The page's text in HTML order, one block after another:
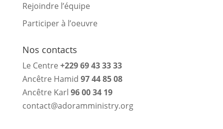
Rejoindre l’équipe
Participer à l’oeuvre
Nos contacts
Le Centre +229 69 43 33 33
Ancêtre Hamid 97 44 85 08
Ancêtre Karl 96 00 34 19
contact@adoramministry.org